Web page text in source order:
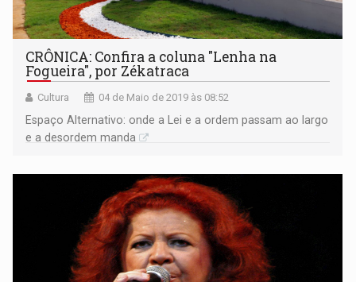
CRÔNICA: Confira a coluna "Lenha na
Fogueira", por Zékatraca
Cultura 04 de Maio de 2019 às 08:52
Espaço Alternativo: onde a Lei e a ordem passam ao largo
e a desordem manda